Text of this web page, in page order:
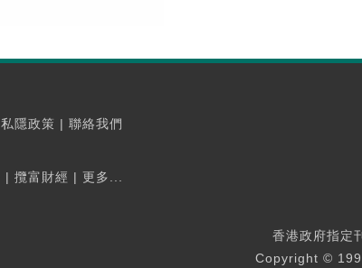
私隱政策 | 聯絡我們
| 攬富財經 | 更多...
香港政府指定
Copyright ©